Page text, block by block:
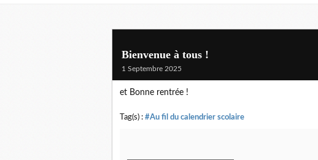
Bienvenue à tous !
1 Septembre 2025
et Bonne rentrée !
Tag(s) : #Au fil du calendrier scolaire